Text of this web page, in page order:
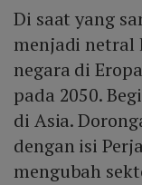
Di saat yang
menjadi netral
negara di
pada 2050.
di Asia.
dengan isi
mengubah